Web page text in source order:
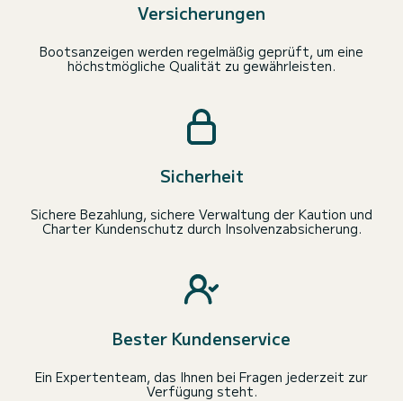
Versicherungen
Bootsanzeigen werden regelmäßig geprüft, um eine
höchstmögliche Qualität zu gewährleisten.
Sicherheit
Sichere Bezahlung, sichere Verwaltung der Kaution und
Charter Kundenschutz durch Insolvenzabsicherung.
Bester Kundenservice
Ein Expertenteam, das Ihnen bei Fragen jederzeit zur
Verfügung steht.